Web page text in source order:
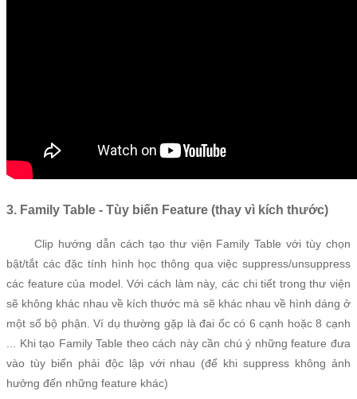
3. Family Table - Tùy biến Feature (thay vì kích thước)
Clip hướng dẫn cách tạo thư viện Family Table với tùy chọn
bật/tắt các đặc tính hình học thông qua việc suppress/unsuppress
các feature của model. Với cách làm này, các chi tiết trong thư viện
sẽ không khác nhau về kích thước mà sẽ khác nhau về hình dáng ở
một số bộ phận. Ví dụ thường gặp là đai ốc có 6 cạnh hoặc 8 cạnh
... Khi tạo Family Table theo cách này cần chú ý những feature đưa
vào tùy biến phải độc lập với nhau (để khi suppress không ảnh
hưởng đến những feature khác)